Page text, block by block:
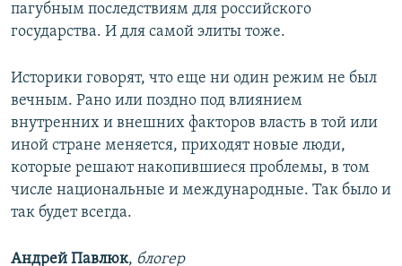
пагубным последствиям для российского
государства. И для самой элиты тоже.
Историки говорят, что еще ни один режим не был
вечным. Рано или поздно под влиянием
внутренних и внешних факторов власть в той или
иной стране меняется, приходят новые люди,
которые решают накопившиеся проблемы, в том
числе национальные и международные. Так было и
так будет всегда.
Андрей Павлюк, блогер